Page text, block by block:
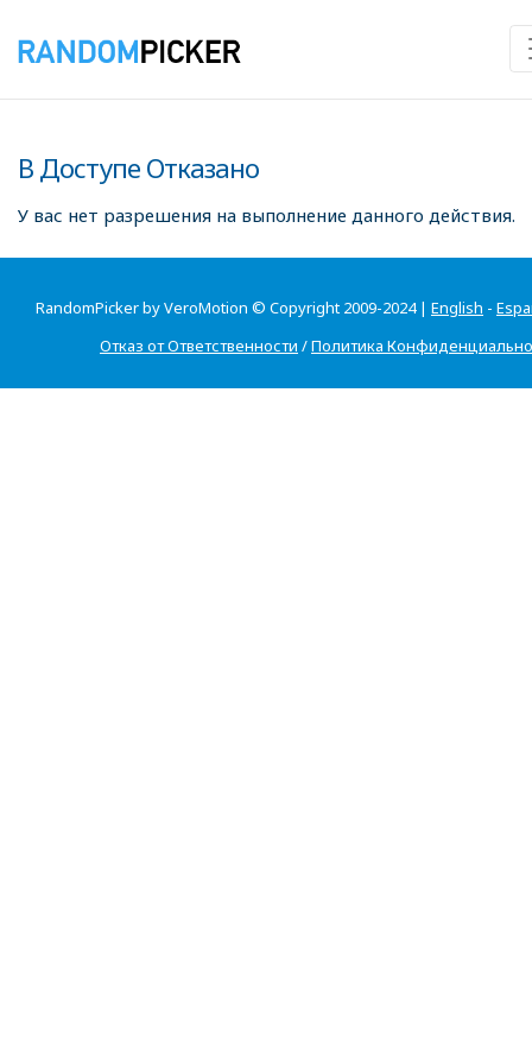
В Доступе Отказано
У вас нет разрешения на выполнение данного действия.
RandomPicker by VeroMotion © Copyright 2009-2024 | English -
Отказ от Ответственности /Политика